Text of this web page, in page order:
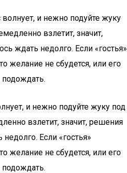
волнует, и нежно подуйте жуку
взлетит, значит,
ждать недолго. Если «гостья»
желание не сбудется, или его
подождать.
и нежно подуйте жуку под
взлетит, значит, решения
Если «гостья»
желание не сбудется, или его
подождать.